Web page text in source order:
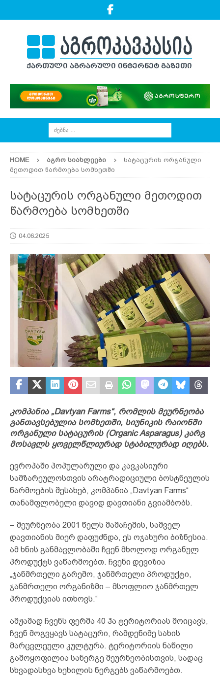
HOME ᲐᲒᲠᲝ ᲡᲘᲐᲮᲚᲔᲔᲑᲘ
სატაცურის ორგანული
მეთოდით წარმოება სომხეთში
სატაცურის ორგანული მეთოდით
წარმოება სომხეთში
04.06.2025
კომპანია „Davtyan Farms“, რომლის მეურნეობა
განთავსებულია სომხეთში, სიუნიკის რაიონში
ორგანული სატაცურის (Organic Asparagus) კარგ
მოსავლს ყოველწლიურად სტაბილურად იღებს.
ევროპაში პოპულარული და კავკასიური
სამზარეულოსთვის არატრადიციული ბოსტნეულის
წარმოების შესახებ, კომპანია „Davtyan Farms“
თანამფლობელი დავიდ დავთიანი გვიამბობს.
– მეურნეობა 2001 წელს მამაჩემის, სამველ
დავთიანის მიერ დაფუძნდა, ეს ოჯახური ბიზნესია.
ამ ხნის განმავლობაში ჩვენ მხოლოდ ორგანულ
პროდუქტს ვაწარმოებთ. ჩვენი დევიზია
„ჯანმრთელი გარემო, ჯანმრთელი პროდუქტი,
ჯანმრთელი ორგანიზმი – მსოფლიო ჯანმრთელ
პროდუქციას ითხოვს.“
ამჟამად ჩვენს ფერმა 40 ჰა ტერიტორიას მოიცავს,
ჩვენ მოგვყავს სატაცური, რამდენიმე სახის
მარცვლეული კულტურა. ტერიტორიის ნაწილი
გამოყოფილია სანერგე მეურნეობისთვის, სადაც
სხვადასხვა ხეხილის ნერგებს ვაწარმოებთ.